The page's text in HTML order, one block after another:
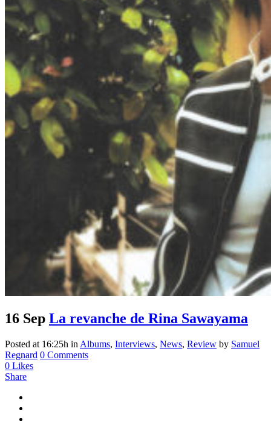
16 Sep La revanche de Rina Sawayama
Posted at 16:25h in Albums, Interviews, News, Review by Samuel
Regnard 0 Comments
0 Likes
Share